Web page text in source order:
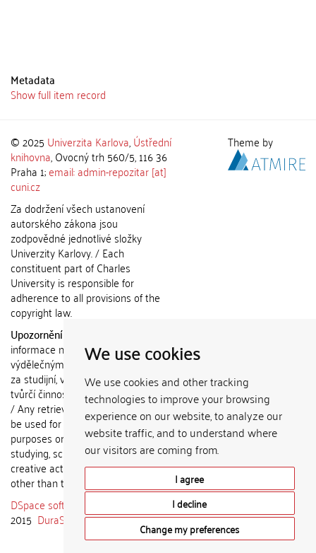
We use cookies
We use cookies and other tracking
technologies to improve your browsing
experience on our website, to analyze our
website traffic, and to understand where
our visitors are coming from.
I agree
I decline
Change my preferences
Metadata
Show full item record
© 2025 Univerzita Karlova,Ústřední
knihovna, Ovocný trh 560/5, 116 36
Praha 1;email: admin-repozitar [at]
cuni.cz
Za dodržení všech ustanovení
autorského zákona jsou
zodpovědné jednotlivé složky
Univerzity Karlovy. / Each
constituent part of Charles
University is responsible for
adherence to all provisions of the
copyright law.
Upozornění / Notice:
informace nemohou být použity k
výdělečným účelům nebo vydávány
za studijní, vědeckou nebo jinou
tvůrčí činnost jiné osoby než autora.
/ Any retrieved information shall not
be used for any commercial
purposes or claimed as results of
studying, scientific or any other
creative activities of any person
other than the author.
DSpace software
2015 DuraSpace
Theme by